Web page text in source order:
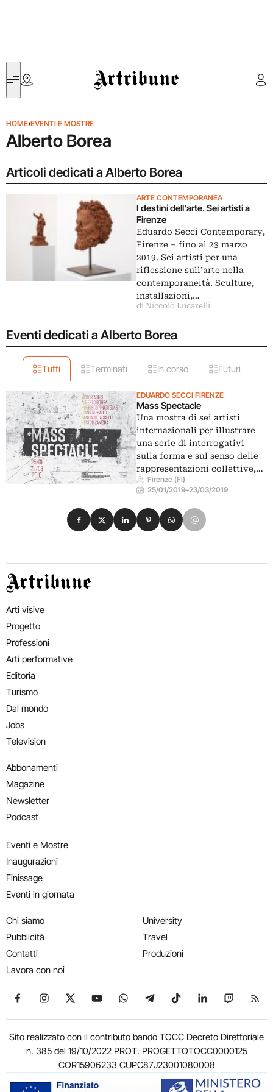
Artribune
HOME›EVENTI E MOSTRE
Alberto Borea
Articoli dedicati a Alberto Borea
ARTE CONTEMPORANEA
I destini dell’arte. Sei artisti a
Firenze
Eduardo Secci Contemporary,
Firenze – fino al 23 marzo
2019. Sei artisti per una
riflessione sull’arte nella
contemporaneità. Sculture,
installazioni,…
di Niccolò Lucarelli
Eventi dedicati a Alberto Borea
Tutti Terminati In corso Futuri
EDUARDO SECCI FIRENZE
Mass Spectacle
Una mostra di sei artisti
internazionali per illustrare
una serie di interrogativi
sulla forma e sul senso delle
rappresentazioni collettive,…
Firenze (FI)
25/01/2019–23/03/2019
Condividi su Facebook
Condividi su X
Condividi su LinkedIn
Condividi su Pinterest
Condividi su WhatsApp
Condividi su Email
Artribune
Arti visive
Progetto
Professioni
Arti performative
Editoria
Turismo
Dal mondo
Jobs
Television
Abbonamenti
Magazine
Newsletter
Podcast
Eventi e Mostre
Inaugurazioni
Finissage
Eventi in giornata
Chi siamo
Pubblicità
Contatti
Lavora con noi
University
Travel
Produzioni
Seguici su Facebook
Seguici su Instagram
Seguici su X
Seguici su YouTube
Seguici su WhatsApp
Seguici su Telegram
Seguici su TikTok
Seguici su
Seguici
Sito realizzato con il contributo bando TOCC Decreto Direttoriale
n. 385 del 19/10/2022 PROT. PROGETTOTOCC0000125
COR15906233 CUPC87J23001080008